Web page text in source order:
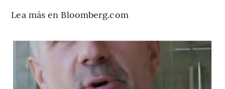
Lea más en Bloomberg.com